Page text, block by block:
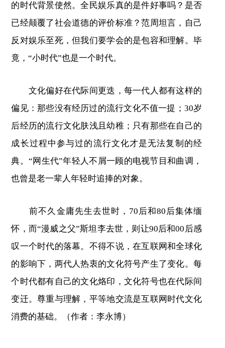
的时代背景使然。全民娱乐真的是件好事吗？是否
已经颠覆了社会道德的评价标准？范周坦言，自己
反对娱乐至死，但我们要学会的是包容和理解。毕
竟，“小时代”也是一个时代。
文化偏好在代际间更迭，每一代人都有这样的
偏见：那些没有经历过的流行文化不值一提；30岁
后经历的流行文化肤浅且幼稚；只有那些在自己的
成长过程中参与过的流行文化才是无法复制的经
典。“网生代”年轻人不屑一顾的电视节目和曲调，
也曾是老一辈人年轻时追捧的对象。
前不久金庸先生去世时，70后和80后集体缅
怀，而“漫威之父”斯坦李去世，则让90后和00后感
叹一个时代的落幕。不得不说，在互联网和全球化
的影响下，两代人热衷的文化符号产生了变化。每
个时代都有自己的文化烙印，文化符号也在代际间
变迁。尊重与理解，平等地交流是互联网时代文化
消费的基础。（作者：李永博）